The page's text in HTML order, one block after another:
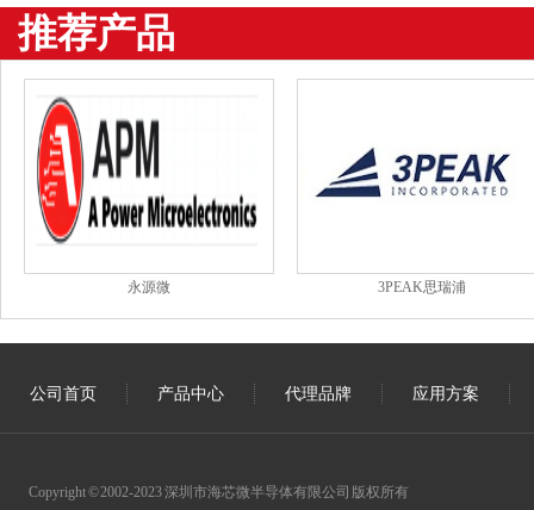
推荐产品
永源微 3PEAK思瑞浦
公司首页 产品中心 代理品牌 应用方案
Copyright © 2002-2023 深圳市海芯微半导体有限公司 版权所有